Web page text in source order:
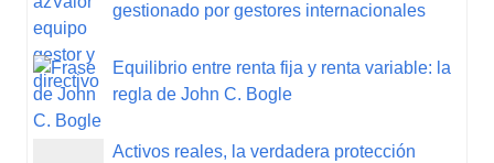
gestionado por gestores internacionales
Equilibrio entre renta fija y renta variable: la
regla de John C. Bogle
Activos reales, la verdadera protección